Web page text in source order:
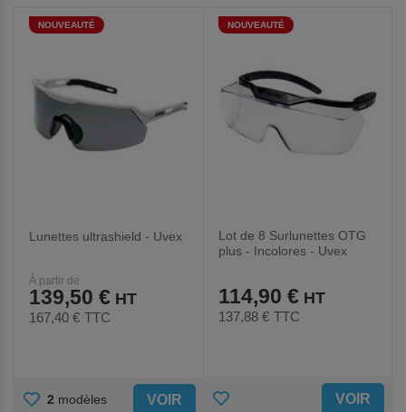
FAVORIS FAVORIS
NOUVEAUTÉ
Lunettes ultrashield - Uvex
À partir de
139,50 €
167,40 € TTC
AJOUTER
2 modèles VOIR
NOUVEAUTÉ
Lot de 8 Surlunettes OTG
plus - Incolores - Uvex
114,90 €
137,88 € TTC
AJOUTER VOIR